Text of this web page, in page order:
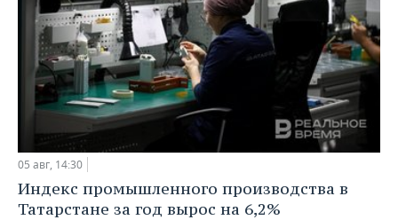
05 авг, 14:30
Индекс промышленного производства в
Татарстане за год вырос на 6,2%